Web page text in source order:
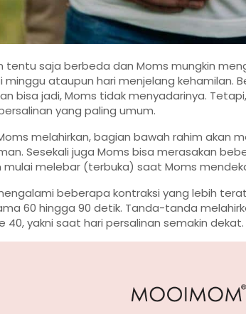
tentu saja berbeda dan Moms mungkin
minggu ataupun hari menjelang kehamilan.
bisa jadi, Moms tidak menyadarinya.
yang paling umum.
melahirkan, bagian bawah rahim akan
Sesekali juga Moms bisa merasakan
mulai melebar (terbuka) saat Moms
beberapa kontraksi yang lebih
60 hingga 90 detik. Tanda-tanda
40, yakni saat hari persalinan semakin